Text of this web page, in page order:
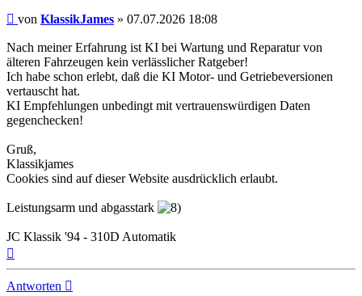
Beitrag
von KlassikJames » 07.07.2026 18:08
Nach meiner Erfahrung ist KI bei Wartung und Reparatur von
älteren Fahrzeugen kein verlässlicher Ratgeber!
Ich habe schon erlebt, daß die KI Motor- und Getriebeversionen
vertauscht hat.
KI Empfehlungen unbedingt mit vertrauenswürdigen Daten
gegenchecken!
Gruß,
Klassikjames
Cookies sind auf dieser Website ausdrücklich erlaubt.
Leistungsarm und abgasstark
JC Klassik '94 - 310D Automatik
Antworten